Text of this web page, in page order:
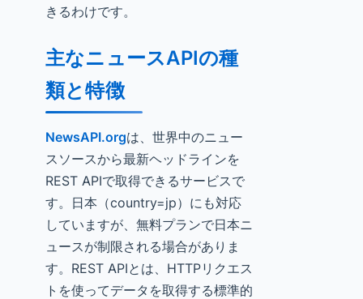
きるわけです。
主なニュースAPIの種
類と特徴
NewsAPI.orgは、世界中のニュー
スソースから最新ヘッドラインを
REST APIで取得できるサービスで
す。日本（country=jp）にも対応
していますが、無料プランで日本ニ
ュースが制限される場合がありま
す。REST APIとは、HTTPリクエス
トを使ってデータを取得する標準的